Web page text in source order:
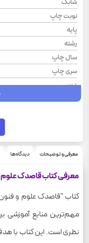
شابک
نوبت چاپ
پایه
رشته
سال چاپ
سری چاپ
درس
وزن
سری
معرفی و توضیحات دیدگاه‌ها
معرفی کتاب قاصدک علوم
کتاب "قاصدک علوم و فنون
مهم‌ترین منابع آموزشی
نظری است. این کتاب با